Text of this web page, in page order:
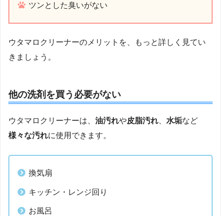
ツンとした臭いがない
ウタマロクリーナーのメリットを、もっと詳しく見てい
きましょう。
他の洗剤を買う必要がない
ウタマロクリーナーは、 油汚れや皮脂汚れ 水垢など
様々な汚れに使用できます。
換気扇
キッチン・レンジ回り
お風呂